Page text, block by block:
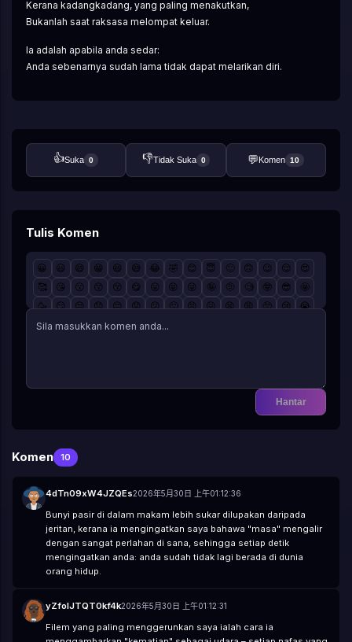
Kerana kadangkadang, yang paling menakutkan,
Bukanlah saat raksasa melompat keluar.
Ia adalah apabila anda sedar:
Anda sebenarnya sudah lama tidak dapat melarikan diri.
👍Suka 0 👎Tidak Suka 0 💬 Komen 10
Tulis Komen
😀 😃 😄 😁 😆 😅 😂 🤣 😊 😇 🙂 🙃 😉 😌
😍
🥰
😘 😗 😙 😚 😋 😛 😝 😜 🤪 🤨 🧐 🤓 😎
🤩
🥳
😏 😒 😞 😔 😟 😕 🙁 😣 😖 😫 😩 🥺 😢
😭
😤
😠 😡 🤬 🤯 😳 🥵
Hantar
Komen 10
4dTn09xW4JZQEs2026年5月30日 上午01:12:36
Bunyi pasir di dalam makam lebih sukar dilupakan daripada
jeritan, kerana ia mengingatkan saya bahawa "masa" mengalir
dengan sangat perlahan di sana, sehingga setiap detik
mengingatkan anda: anda sudah tidak lagi berada di dunia
orang hidup.
yZfoIJTQT0kf4k2026年5月30日 上午01:12:31
Filem yang paling menggerunkan saya ialah cara ia